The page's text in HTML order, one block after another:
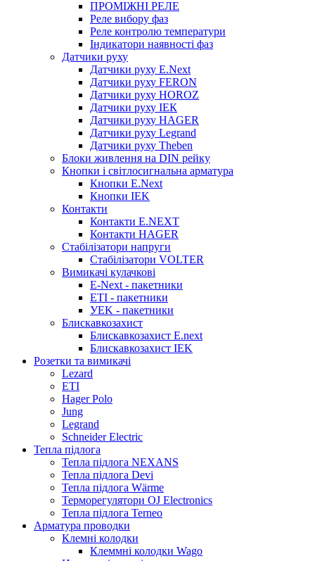
ПРОМІЖНІ РЕЛЕ
Реле вибору фаз
Реле контролю температури
Індикатори наявності фаз
Датчики руху
Датчики руху E.Next
Датчики руху FERON
Датчики руху HOROZ
Датчики руху ІЕК
Датчики руху HAGER
Датчики руху Legrand
Датчики руху Theben
Блоки живлення на DIN рейку
Кнопки і світлосигнальна арматура
Кнопки E.Next
Кнопки IEK
Контакти
Контакти E.NEXT
Контакти HAGER
Стабілізатори напруги
Стабілізатори VOLTER
Вимикачі кулачкові
E-Next - пакетники
ETI - пакетники
УEK - пакетники
Блискавкозахист
Блискавкозахист E.next
Блискавкозахист IEK
Розетки та вимикачі
Lezard
ETI
Hager Polo
Jung
Legrand
Sсhneider Electric
Тепла підлога
Тепла підлога NEXANS
Тепла підлога Devi
Тепла підлога Wärme
Терморегулятори OJ Electronics
Тепла підлога Terneo
Арматура проводки
Клемні колодки
Клеммні колодки Wago